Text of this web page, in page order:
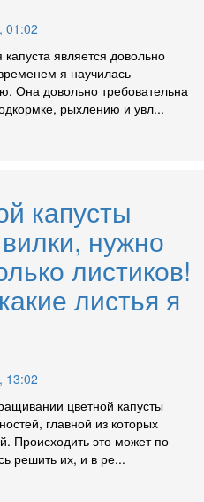
01:02
является довольно
я научилась
Она довольно требовательна
рыхлению и увл...
капусты
нужно
листиков!
листья я
13:02
цветной капусты
главной из которых
Происходить это может по
решить их, и в ре...